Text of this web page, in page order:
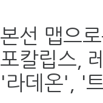
본선 맵으
포칼립스,
'라데온', '